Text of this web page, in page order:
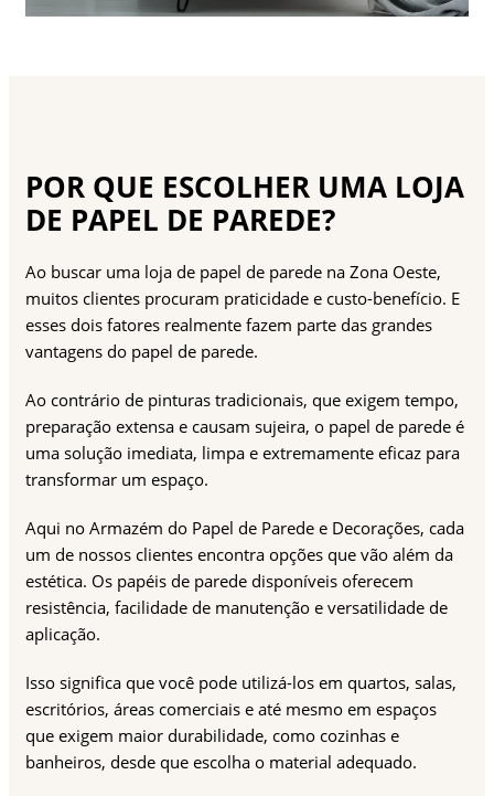
POR QUE ESCOLHER UMA LOJA
DE PAPEL DE PAREDE?
Ao buscar uma loja de papel de parede na Zona Oeste,
muitos clientes procuram praticidade e custo-benefício. E
esses dois fatores realmente fazem parte das grandes
vantagens do papel de parede.
Ao contrário de pinturas tradicionais, que exigem tempo,
preparação extensa e causam sujeira, o papel de parede é
uma solução imediata, limpa e extremamente eficaz para
transformar um espaço.
Aqui no Armazém do Papel de Parede e Decorações, cada
um de nossos clientes encontra opções que vão além da
estética. Os papéis de parede disponíveis oferecem
resistência, facilidade de manutenção e versatilidade de
aplicação.
Isso significa que você pode utilizá-los em quartos, salas,
escritórios, áreas comerciais e até mesmo em espaços
que exigem maior durabilidade, como cozinhas e
banheiros, desde que escolha o material adequado.